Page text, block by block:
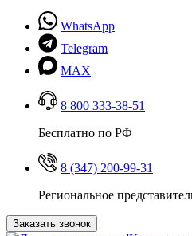
WhatsApp
Telegram
MAX
8 800 333-38-51
Бесплатно по РФ
8 (347) 200-99-31
Региональное
Заказать звонок